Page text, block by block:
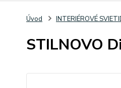
Úvod INTERIÉROVÉ
STILNOVO